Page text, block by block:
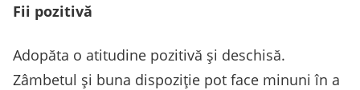
Fii pozitivă
Adopăta o atitudine pozitivă și deschisă.
Zâmbetul și buna dispoziție pot face minuni în a